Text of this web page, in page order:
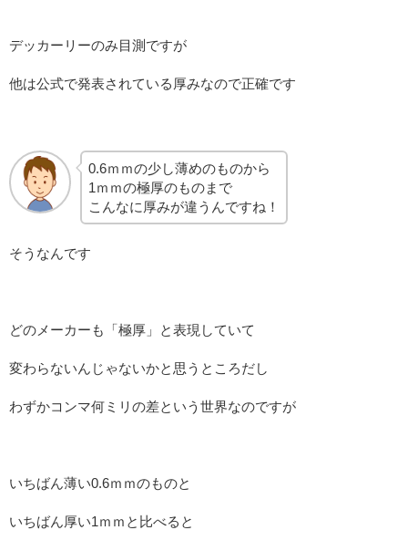
デッカーリーのみ目測ですが
他は公式で発表されている厚みなので正確です
0.6ｍｍの少し薄めのものから
1ｍｍの極厚のものまで
こんなに厚みが違うんですね！
そうなんです
どのメーカーも「極厚」と表現していて
変わらないんじゃないかと思うところだし
わずかコンマ何ミリの差という世界なのですが
いちばん薄い0.6ｍｍのものと
いちばん厚い1ｍｍと比べると